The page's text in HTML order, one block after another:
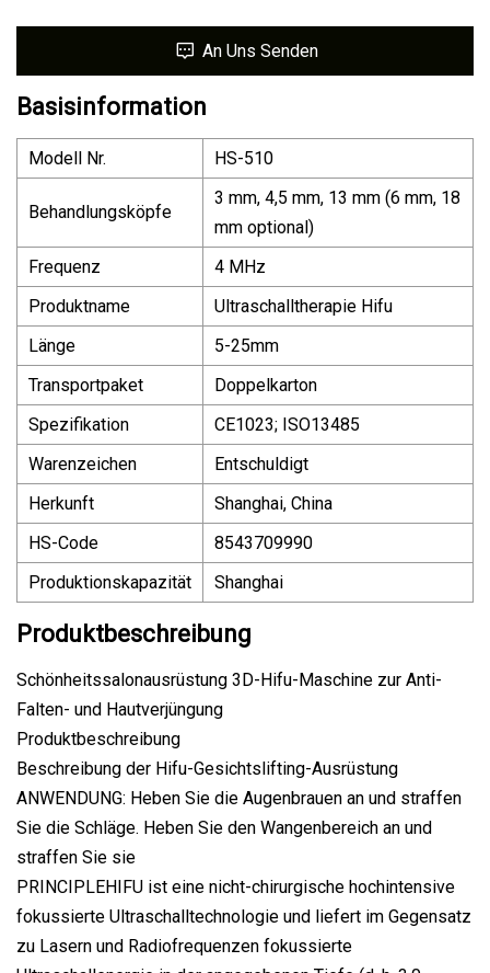
An Uns Senden
Basisinformation
Modell Nr. HS-510
Behandlungsköpfe
3 mm, 4,5 mm, 13 mm (6 mm, 18
mm optional)
Frequenz
4 MHz
Produktname
Ultraschalltherapie Hifu
Länge
5-25mm
Transportpaket
Doppelkarton
Spezifikation
CE1023; ISO13485
Warenzeichen
Entschuldigt
Herkunft
Shanghai, China
HS-Code
8543709990
Produktionskapazität
Shanghai
Produktbeschreibung
Schönheitssalonausrüstung 3D-Hifu-Maschine zur Anti-
Falten- und Hautverjüngung
Produktbeschreibung
Beschreibung der Hifu-Gesichtslifting-Ausrüstung
ANWENDUNG: Heben Sie die Augenbrauen an und straffen
Sie die Schläge. Heben Sie den Wangenbereich an und
straffen Sie sie
PRINCIPLEHIFU ist eine nicht-chirurgische hochintensive
fokussierte Ultraschalltechnologie und liefert im Gegensatz
zu Lasern und Radiofrequenzen fokussierte